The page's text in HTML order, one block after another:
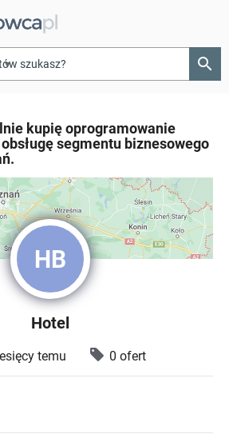
▾ search
kupię oprogramowanie
segmentu biznesowego
HB
Hotel
temu 0 ofert